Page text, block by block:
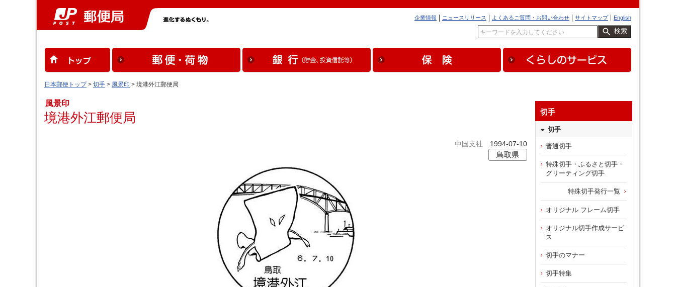
English
サイトマップ
よくあるご質問・お問い合わせ
ニュースリリース
企業情報
検索
日本郵便トップ> 切手 > 風景印 > 境港外江郵便局
風景印
境港外江郵便局
中国支社 1994-07-10
鳥取県
切手
切手
普通切手
特殊切手・ふるさと切手・
グリーティング切手
特殊切手発行一覧
オリジナル フレーム切手
オリジナル切手作成サービ
ス
切手のマナー
切手特集